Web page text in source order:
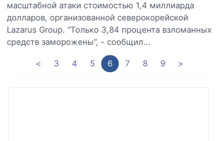
масштабной атаки стоимостью 1,4 миллиарда
долларов, организованной северокорейской
Lazarus Group. “Только 3,84 процента взломанных
средств заморожены”, - сообщил...
< 3 4 5 6 7 8 9 >